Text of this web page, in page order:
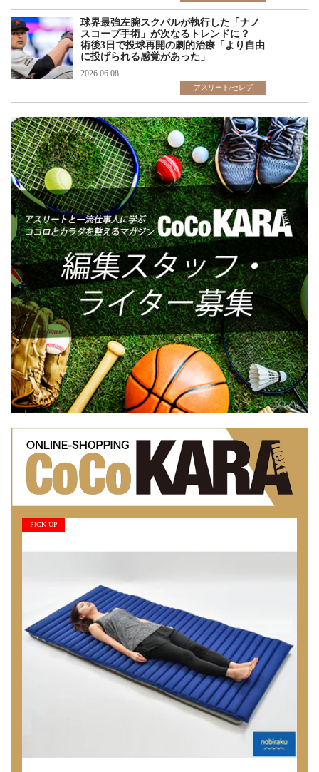
球界最強左腕スクバルが執行した「ナノ
スコープ手術」が次なるトレンドに？
術後3日で投球再開の劇的治療「より自由
に投げられる感覚があった」
2026.06.08
アスリート/セレブ
PICK UP